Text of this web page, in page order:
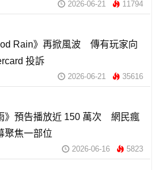
2026-06-21 11794
Rain》再掀風波 傳有玩家向
投訴
2026-06-21 35616
》預告播放近 150 萬次 網民瘋
聚焦一部位
2026-06-16 5823